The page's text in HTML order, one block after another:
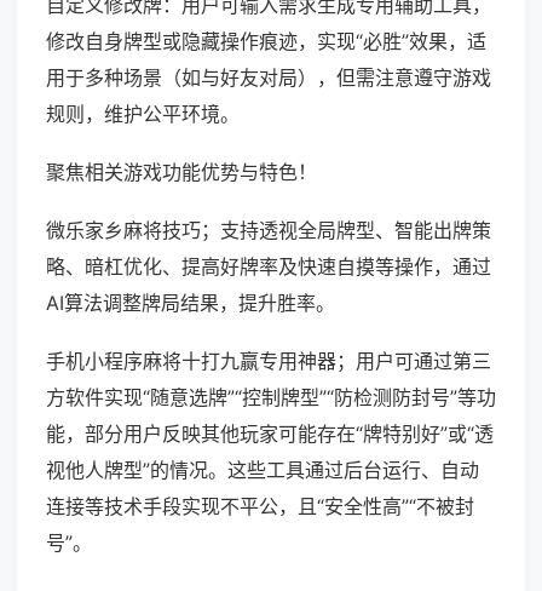
自定义修改牌：用户可输入需求生成专用辅助工具，
修改自身牌型或隐藏操作痕迹，实现“必胜”效果，适
用于多种场景（如与好友对局），但需注意遵守游戏
规则，维护公平环境。
聚焦相关游戏功能优势与特色！
微乐家乡麻将技巧；支持透视全局牌型、智能出牌策
略、暗杠优化、提高好牌率及快速自摸等操作，通过
AI算法调整牌局结果，提升胜率。
手机小程序麻将十打九赢专用神器；用户可通过第三
方软件实现“随意选牌”“控制牌型”“防检测防封号”等功
能，部分用户反映其他玩家可能存在“牌特别好”或“透
视他人牌型”的情况。这些工具通过后台运行、自动
连接等技术手段实现不平公，且“安全性高”“不被封
号”。